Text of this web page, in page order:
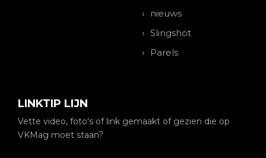
nieuws
Slingshot
Parels
LINKTIP LIJN
Vette video, foto's of link gemaakt of gezien die op
VKMag moet staan?